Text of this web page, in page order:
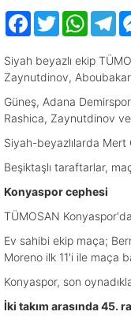
Facebook
Twitter
Siyah beyazlı ekip
Zaynutdinov, Aboubakar
Güneş, Adana
Rashica, Zaynutdinov
Siyah-beyazlılarda Mert
Beşiktaşlı taraftarlar,
Konyaspor cephesi
TÜMOSAN
Ev sahibi ekip maça;
Moreno ilk 11'i ile maça
Konyaspor, son
İki takım arasında 45.